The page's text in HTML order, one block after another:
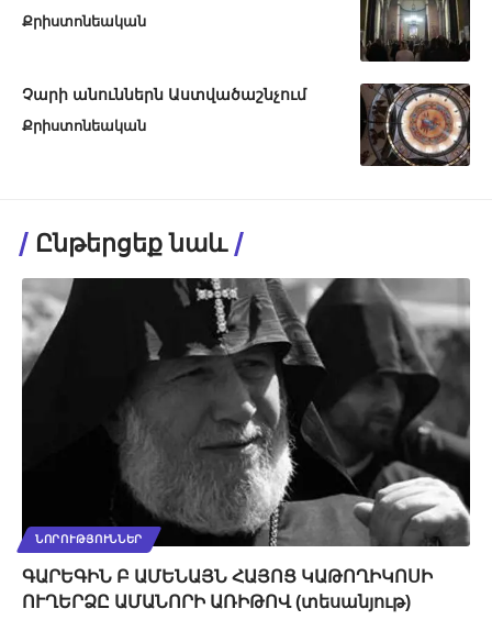
Քրիստոնեական
Չարի անուններն Աստվածաշնչում
Քրիստոնեական
Ընթերցեք նաև
ՆՈՐՈՒԹՅՈՒՆՆԵՐ
ԳԱՐԵԳԻՆ Բ ԱՄԵՆԱՅՆ ՀԱՅՈՑ ԿԱԹՈՂԻԿՈՍԻ
ՈՒՂԵՐՁԸ ԱՄԱՆՈՐԻ ԱՌԻԹՈՎ (տեսանյութ)